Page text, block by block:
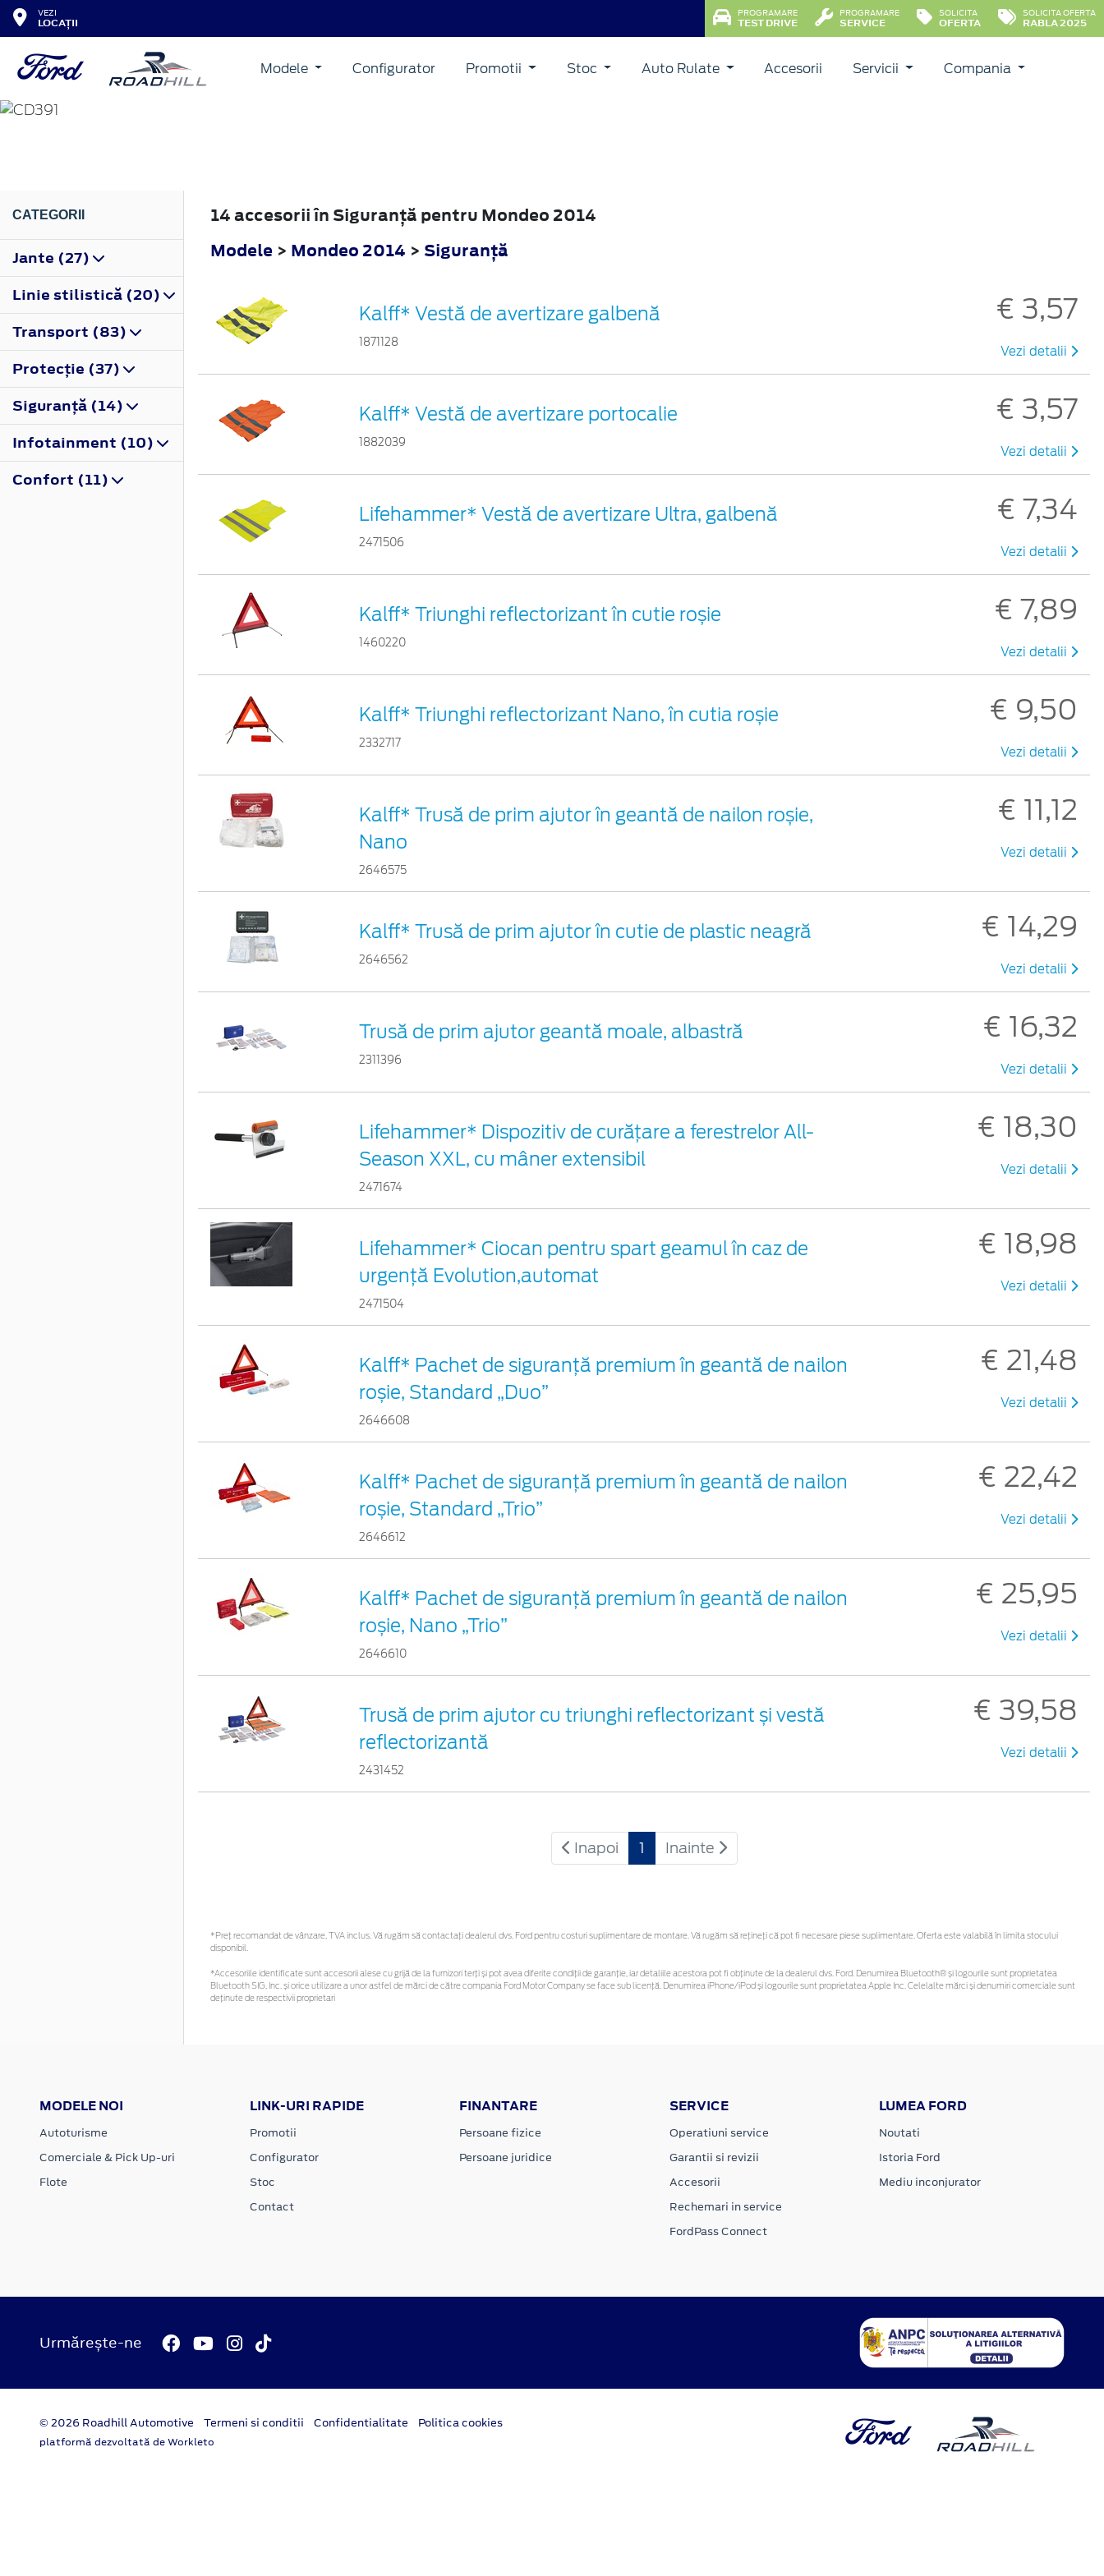
VEZI
LOCAȚII
PROGRAMARE
TEST DRIVE
PROGRAMARE
SERVICE
SOLICITA
OFERTA
SOLICITA OFERTA
RABLA 2025
Modele Configurator Promotii Stoc Auto Rulate Accesorii Servicii Compania
MONDEO
CATEGORII
Jante (27)
Linie stilistică (20)
Transport (83)
Protecţie (37)
Siguranţă (14)
Infotainment (10)
Confort (11)
14 accesorii în Siguranţă pentru Mondeo 2014
Modele > Mondeo 2014 > Siguranţă
Kalff* Vestă de avertizare galbenă
1871128
€ 3,57
Vezi detalii
Kalff* Vestă de avertizare portocalie
1882039
€ 3,57
Vezi detalii
Lifehammer* Vestă de avertizare Ultra, galbenă
2471506
€ 7,34
Vezi detalii
Kalff* Triunghi reflectorizant în cutie roșie
1460220
€ 7,89
Vezi detalii
Kalff* Triunghi reflectorizant Nano, în cutia roșie
2332717
€ 9,50
Vezi detalii
Kalff* Trusă de prim ajutor în geantă de nailon roșie,
Nano
2646575
€ 11,12
Vezi detalii
Kalff* Trusă de prim ajutor în cutie de plastic neagră
2646562
€ 14,29
Vezi detalii
Trusă de prim ajutor geantă moale, albastră
2311396
€ 16,32
Vezi detalii
Lifehammer* Dispozitiv de curățare a ferestrelor All-
Season XXL, cu mâner extensibil
2471674
€ 18,30
Vezi detalii
Lifehammer* Ciocan pentru spart geamul în caz de
urgenţă Evolution,automat
2471504
€ 18,98
Vezi detalii
Kalff* Pachet de siguranţă premium în geantă de nailon
roșie, Standard „Duo”
2646608
€ 21,48
Vezi detalii
Kalff* Pachet de siguranţă premium în geantă de nailon
roșie, Standard „Trio”
2646612
€ 22,42
Vezi detalii
Kalff* Pachet de siguranţă premium în geantă de nailon
roșie, Nano „Trio”
2646610
€ 25,95
Vezi detalii
Trusă de prim ajutor cu triunghi reflectorizant și vestă
reflectorizantă
2431452
€ 39,58
Vezi detalii
Inapoi 1 Inainte
*Preţ recomandat de vânzare, TVA inclus. Vă rugăm să contactaţi dealerul dvs. Ford pentru costuri suplimentare de montare. Vă rugăm să rețineți că pot fi necesare piese suplimentare. Oferta este valabilă în limita stocului
disponibil.
*Accesoriile identificate sunt accesorii alese cu grijă de la furnizori terți și pot avea diferite condiții de garanție, iar detaliile acestora pot fi obținute de la dealerul dvs. Ford. Denumirea Bluetooth® și logourile sunt proprietatea
Bluetooth SIG, Inc. și orice utilizare a unor astfel de mărci de către compania Ford Motor Company se face sub licență. Denumirea iPhone/iPod și logourile sunt proprietatea Apple Inc. Celelalte mărci și denumiri comerciale sunt
deținute de respectivii proprietari
MODELE NOI
Autoturisme
Comerciale & Pick Up-uri
Flote
LINK-URI RAPIDE
Promotii
Configurator
Stoc
Contact
FINANTARE
Persoane fizice
Persoane juridice
SERVICE
Operatiuni service
Garantii si revizii
Accesorii
Rechemari in service
FordPass Connect
LUMEA FORD
Noutati
Istoria Ford
Mediu inconjurator
Urmărește-ne
© 2026 Roadhill Automotive Termeni si conditii Confidentialitate Politica cookies
platformă dezvoltată de Workleto